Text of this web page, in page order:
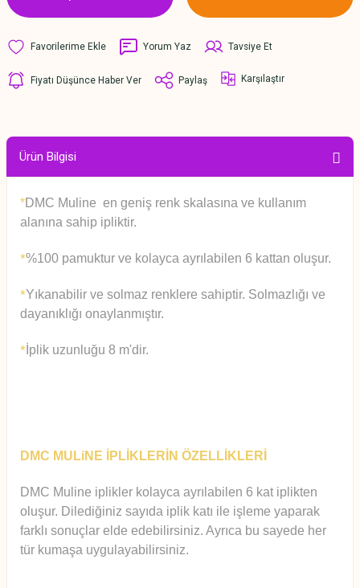
Yorum Yaz Tavsiye Et
Fiyatı Düşünce Haber Ver Paylaş Karşılaştır
Ürün Bilgisi
*DMC Muline en geniş renk skalasına ve kullanım
alanına sahip ipliktir.
*%100 pamuktur ve kolayca ayrılabilen 6 kattan oluşur.
*Yıkanabilir ve solmaz renklere sahiptir. Solmazlığı ve
dayanıklığı onaylanmıştır.
* İplik uzunluğu 8 m'dir.
DMC MULiNE İPLİKLERİN ÖZELLİKLERİ
DMC Muline iplikler kolayca ayrılabilen 6 kat iplikten
oluşur. Dilediğiniz sayıda iplik katı ile işleme yaparak
farklı sonuçlar elde edebilirsiniz. Ayrıca bu sayede her
tür kumaşa uygulayabilirsiniz.